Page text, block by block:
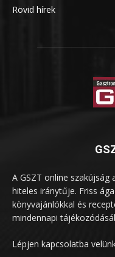
Rövid hírek
A GSZT online
hiteles iránytűje. Friss
könyvajánlókkal és
mindennapi
Lépjen kapcsolatba